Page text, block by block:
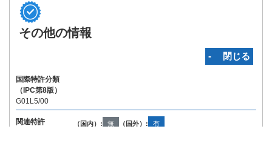
その他の情報
‐ 閉じる
国際特許分類
（IPC第8版）
G01L5/00
関連特許 （国内）: 無 （国外）: 有